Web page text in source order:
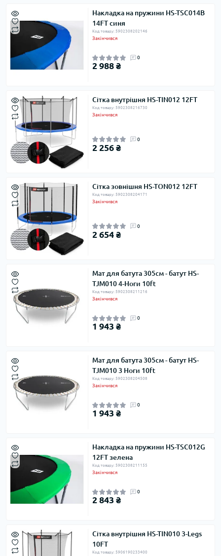
Накладка на пружини HS-TSC014B
14FT синя
Код товару: 5902308202146
Закінчився
0
2 988 ₴
Сітка внутрішня HS-TIN012 12FT
Код товару: 5902308216730
Закінчився
0
2 256 ₴
Сітка зовнішня HS-TON012 12FT
Код товару: 5902308204171
Закінчився
0
2 654 ₴
Мат для батута 305см - батут HS-
TJM010 4-Ноги 10ft
Код товару: 5902308211216
Закінчився
0
1 943 ₴
Мат для батута 305см - батут HS-
TJM010 3 Ноги 10ft
Код товару: 5902308204508
Закінчився
0
1 943 ₴
Накладка на пружини HS-TSC012G
12FT зелена
Код товару: 5902308211155
Закінчився
0
2 843 ₴
Сітка внутрішня HS-TIN010 3-Legs
10FT
Код товару: 5906190233400